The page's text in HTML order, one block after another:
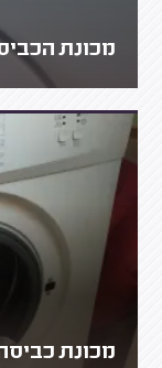
מכונת
מכונת